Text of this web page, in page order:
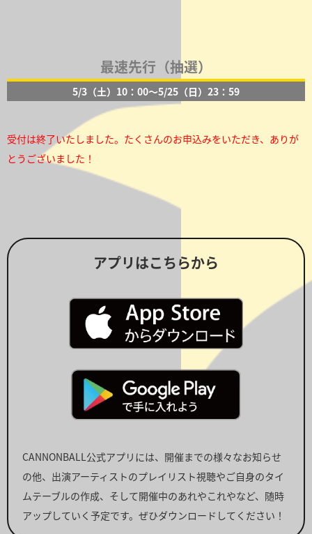
最速先行（抽選）
5/3（土）10：00～5/25（日）23：59
受付は終了いたしました。たくさんのお申込みをいただき、ありが
とうございました！
アプリはこちらから
CANNONBALL公式アプリには、開催までの様々なお知らせ
の他、出演アーティストのプレイリスト視聴やご自身のタイ
ムテーブルの作成、そして開催中のあれやこれやなど、随時
アップしていく予定です。ぜひダウンロードしてください！